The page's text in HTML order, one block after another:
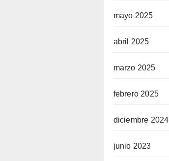
mayo 2025
abril 2025
marzo 2025
febrero 2025
diciembre 2024
junio 2023